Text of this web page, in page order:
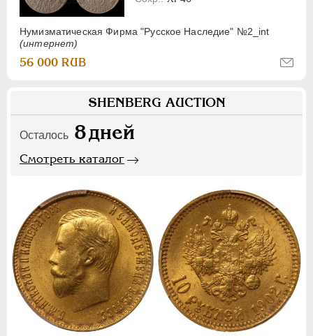
Нумизматическая Фирма "Русское Наследие" №2_int
(интернет)
56 000 RUB
SHENBERG AUCTION
Осталось 8дней
Смотреть каталог